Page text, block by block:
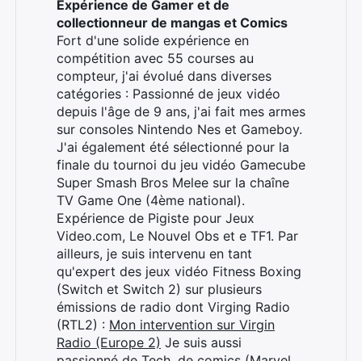
Expérience de Gamer et de
collectionneur de mangas et Comics
Fort d'une solide expérience en
compétition avec 55 courses au
compteur, j'ai évolué dans diverses
catégories : Passionné de jeux vidéo
depuis l'âge de 9 ans, j'ai fait mes armes
sur consoles Nintendo Nes et Gameboy.
J'ai également été sélectionné pour la
finale du tournoi du jeu vidéo Gamecube
Super Smash Bros Melee sur la chaîne
TV Game One (4ème national).
Expérience de Pigiste pour Jeux
Video.com, Le Nouvel Obs et e TF1. Par
ailleurs, je suis intervenu en tant
qu'expert des jeux vidéo Fitness Boxing
(Switch et Switch 2) sur plusieurs
émissions de radio dont Virging Radio
(RTL2) : Mon intervention sur Virgin
Radio (Europe 2) Je suis aussi
Rechercher